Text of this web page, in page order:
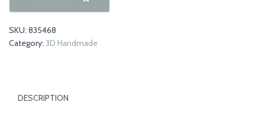
quantity
SKU: 835468
Category: 3D Handmade
DESCRIPTION